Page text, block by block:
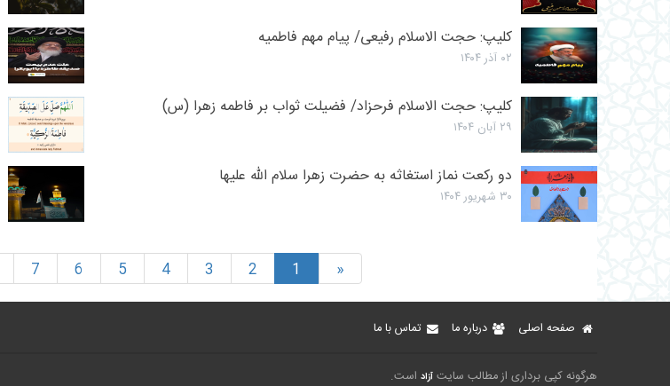
کلیپ: حجت الاسلام رفیعی/ پیام مهم فاطمیه
۰۲ آذر ۱۴۰۴
کلیپ: حجت الاسلام فرحزاد/ فضیلت ثواب بر فاطمه زهرا (س)
۲۹ آبان ۱۴۰۴
دو رکعت نماز استغاثه به حضرت زهرا سلام الله علیها
۳۰ شهریور ۱۴۰۴
«
1
2
3
4
5
6
7
صفحه اصلی درباره ما تماس با ما
هرگونه کپی برداری از مطالب سایت آزاد است.